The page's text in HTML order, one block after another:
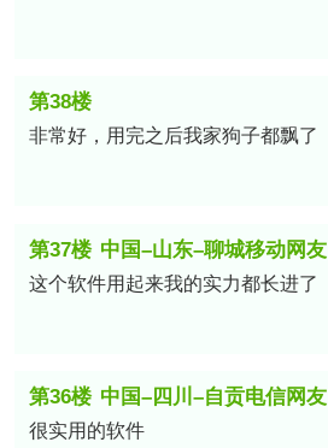
第38楼
中国–河南–驻马店移动网友
非常好，用完之后我家狗子都飘了
第37楼 中国–山东–聊城移动网友
这个软件用起来我的实力都长进了
第36楼 中国–四川–自贡电信网友
很实用的软件